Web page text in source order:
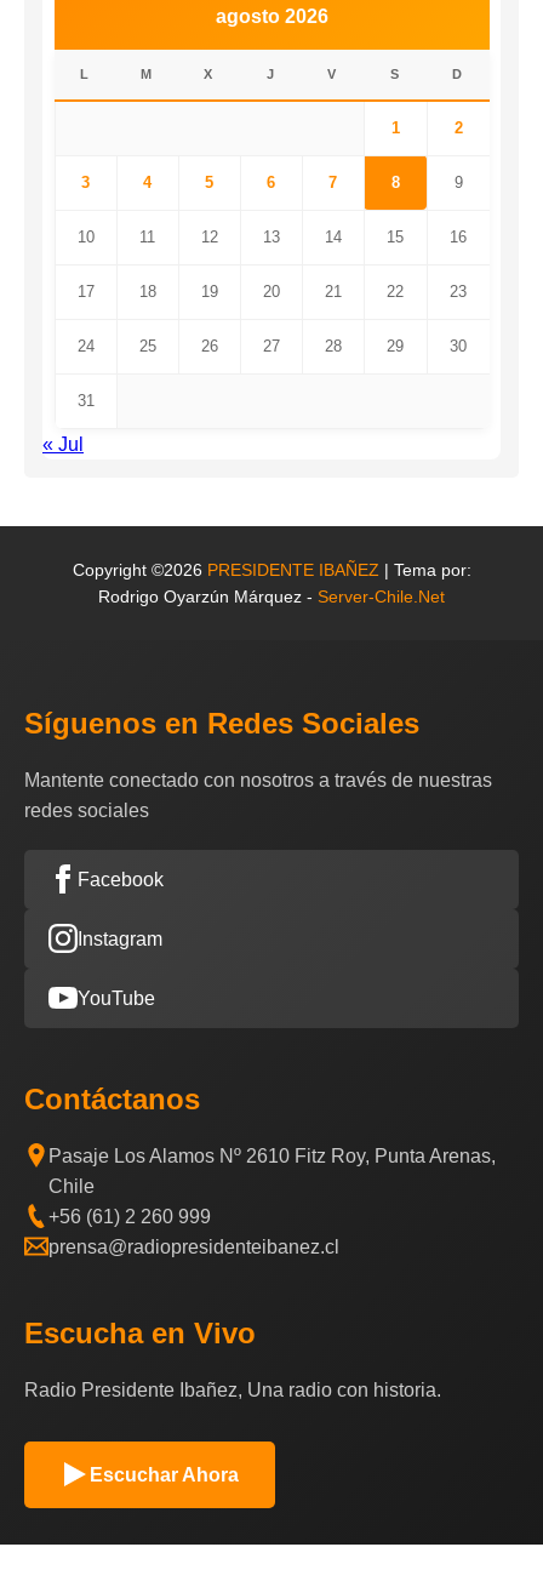
agosto 2026
L M X J V S D
1 2
3 4 5 6 7 8 9
10 11 12 13 14 15 16
17 18 19 20 21 22 23
24 25 26 27 28 29 30
31
« Jul
Copyright ©2026 PRESIDENTE IBAÑEZ | Tema por:
Rodrigo Oyarzún Márquez - Server-Chile.Net
Síguenos en Redes Sociales
Mantente conectado con nosotros a través de nuestras
redes sociales
Facebook
Instagram
YouTube
Contáctanos
Pasaje Los Alamos Nº 2610 Fitz Roy, Punta Arenas,
Chile
+56 (61) 2 260 999
prensa@radiopresidenteibanez.cl
Escucha en Vivo
Radio Presidente Ibañez, Una radio con historia.
Escuchar Ahora